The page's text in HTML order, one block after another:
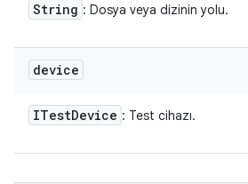
String : Dosya veya dizinin yolu.
device
ITestDevice : Test cihazı.